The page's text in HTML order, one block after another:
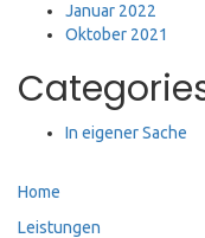
Januar 2022
Oktober 2021
In eigener Sache
Home
Leistungen